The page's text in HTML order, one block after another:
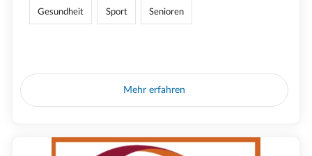
Gesundheit Sport Senioren
Mehr erfahren